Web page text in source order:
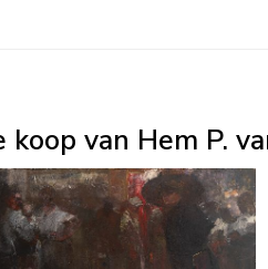
koop van Hem P.